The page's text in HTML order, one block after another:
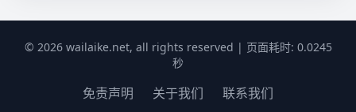
© 2026 wailaike.net, all rights reserved | 页面耗时: 0.0245
秒
免责声明 关于我们 联系我们